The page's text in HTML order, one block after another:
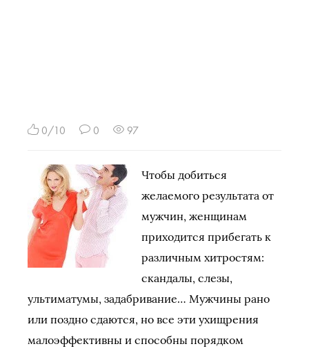
0/10 0 97
Чтобы добиться
желаемого результата от
мужчин, женщинам
приходится прибегать к
различным хитростям:
скандалы, слезы,
ультиматумы, задабривание… Мужчины рано
или поздно сдаются, но все эти ухищрения
малоэффективны и способны порядком